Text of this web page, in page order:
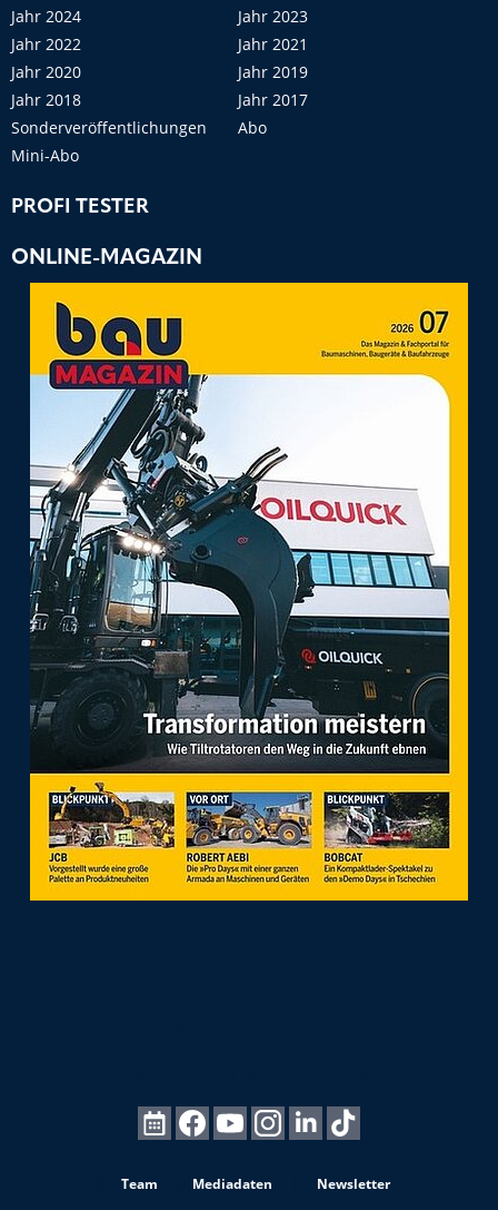
Jahr 2024
Jahr 2023
Jahr 2022
Jahr 2021
Jahr 2020
Jahr 2019
Jahr 2018
Jahr 2017
Sonderveröffentlichungen
Abo
Mini-Abo
PROFI TESTER
ONLINE-MAGAZIN
Team Mediadaten Newsletter